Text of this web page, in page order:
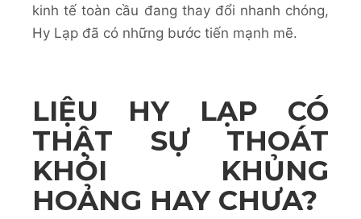
kinh tế toàn cầu đang thay đổi nhanh chóng,
Hy Lạp đã có những bước tiến mạnh mẽ.
LIỆU HY LẠP CÓ
THẬT SỰ THOÁT
KHỎI KHỦNG
HOẢNG HAY CHƯA?